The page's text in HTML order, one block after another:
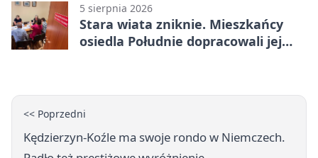
5 sierpnia 2026
Stara wiata zniknie. Mieszkańcy
osiedla Południe dopracowali jej
<< Poprzedni
Kędzierzyn-Koźle ma swoje rondo w Niemczech.